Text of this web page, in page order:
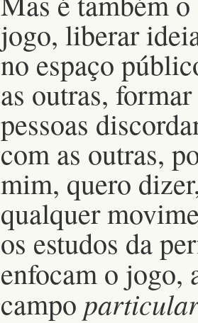
jogo, liberar
no espaço
as outras,
pessoas
com as outras,
mim, quero
qualquer
os estudos da
enfocam o jogo,
campo